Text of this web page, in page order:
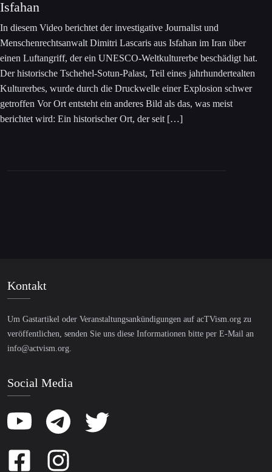
Isfahan
In diesem Video berichtet der investigative Journalist und
Menschenrechtsanwalt Dimitri Lascaris aus Isfahan im Iran über
einen Luftangriff, der ein UNESCO-Weltkulturerbe beschädigt hat.
Der historische Tschehel-Sotun-Palast, Teil eines jahrhundertealten
Kulturerbes, wurde durch die Druckwelle einer Explosion schwer
getroffen Vor Ort entsteht ein anderes Bild als das, was meist
berichtet wird: Ein historischer Ort, der seit […]
Kontakt
Um Gastartikel oder Veranstaltungsankündigungen auf acTVism.org zu
veröffentlichen, senden Sie uns diese Informationen bitte per E-Mail an
info@actvism.org.
Social Media